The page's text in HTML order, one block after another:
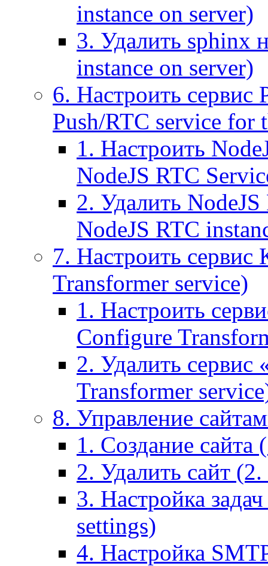
instance on server)
3. Удалить sphinx
instance on server)
6. Настроить
Push/RTC service for
1. Настроить
NodeJS RTC
2. Удалить
NodeJS RTC
7. Настроить
Transformer service)
1. Настроить
Configure
2. Удалить сервис
Transformer
8. Управление
1. Создание сайта
2. Удалить сайт
3. Настройка
settings)
4. Настройка